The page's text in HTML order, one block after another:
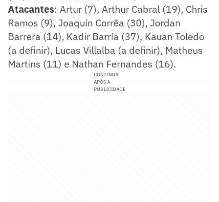
Atacantes: Artur (7), Arthur Cabral (19), Chris
Ramos (9), Joaquín Corrêa (30), Jordan
Barrera (14), Kadir Barría (37), Kauan Toledo
(a definir), Lucas Villalba (a definir), Matheus
Martins (11) e Nathan Fernandes (16).
CONTINUA
APÓS A
PUBLICIDADE